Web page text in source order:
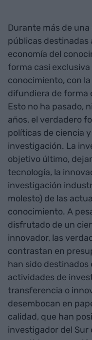
Durante más de
públicas destinadas
economía del
forma casi
conocimiento, con
difundiera de forma
Esto no ha pasado,
años, el verdadero
políticas de ciencia
investigación. La
objetivo último,
tecnología, la
investigación
molesto) de las
conocimiento. A
disfrutado de un
innovador, las
contrastan en
han sido destinados
actividades de
transferencia o
desembocan en
calidad, que han
investigador del Sur